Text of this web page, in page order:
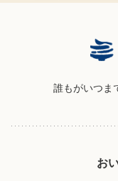
誰もがいつま
お